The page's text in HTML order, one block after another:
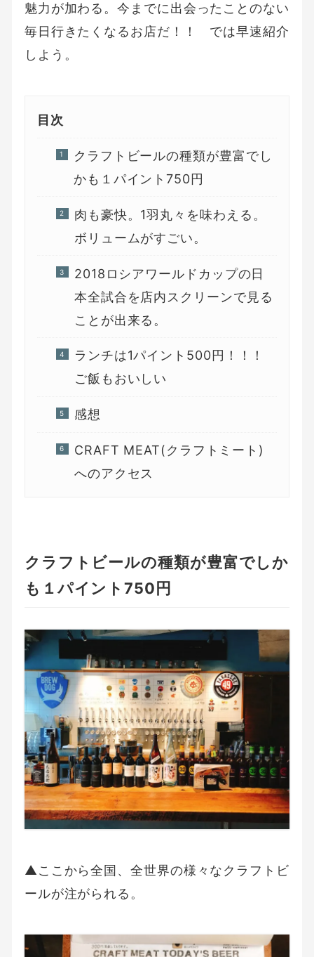
魅力が加わる。今までに出会ったことのない
毎日行きたくなるお店だ！！ では早速紹介
しよう。
目次
クラフトビールの種類が豊富でし
かも１パイント750円
肉も豪快。1羽丸々を味わえる。
ボリュームがすごい。
2018ロシアワールドカップの日
本全試合を店内スクリーンで見る
ことが出来る。
ランチは1パイント500円！！！
ご飯もおいしい
感想
CRAFT MEAT(クラフトミート)
へのアクセス
クラフトビールの種類が豊富でしか
も１パイント750円
▲ここから全国、全世界の様々なクラフトビ
ールが注がられる。